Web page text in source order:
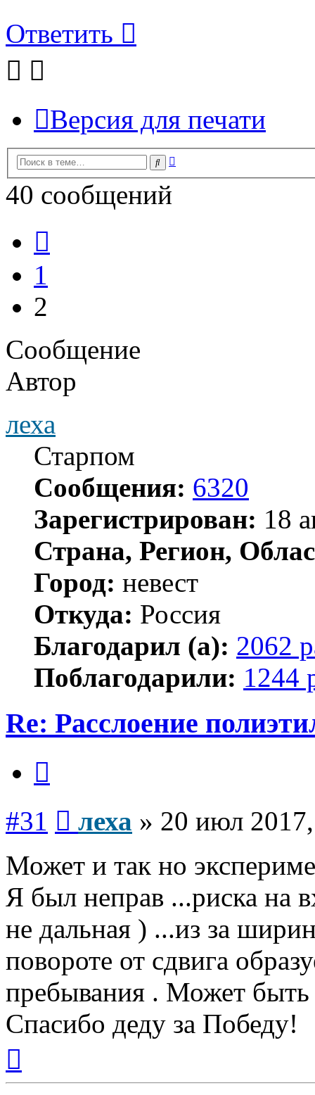
Ответить
Версия для печати
Поиск
40 сообщений
1
2
Сообщение
Автор
леха
Старпом
Сообщения: 6320
Зарегистрирован: 18
Страна, Регион,
Город: невест
Откуда: Россия
Благодарил (а): 2062
Поблагодарили: 1244
Re: Расслоение
#31 леха » 20 июл
Может и так но
Я был неправ ...риска на
не дальная ) ...из за
повороте от сдвига
пребывания . Может быть
Спасибо деду за Победу!
началу